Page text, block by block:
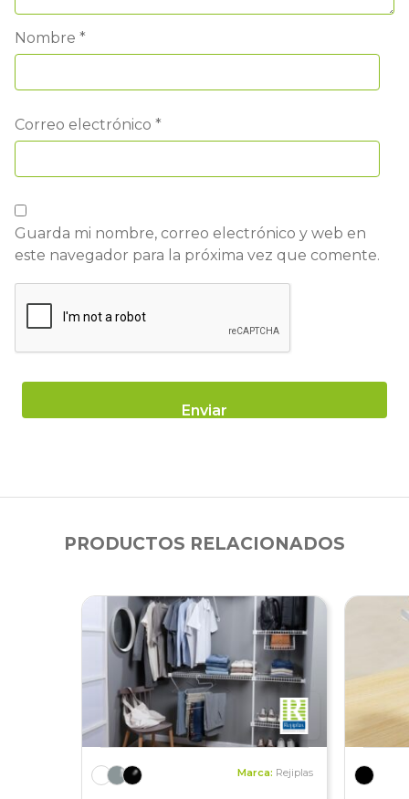
Nombre *
Correo electrónico *
Guarda mi nombre, correo electrónico y web en
este navegador para la próxima vez que comente.
PRODUCTOS RELACIONADOS
Marca: Rejiplas